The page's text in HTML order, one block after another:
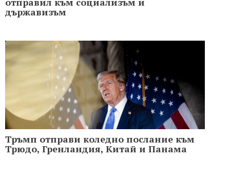
държавизъм
Тръмп отправи коледно послание към
Трюдо, Гренландия, Китай и Панама